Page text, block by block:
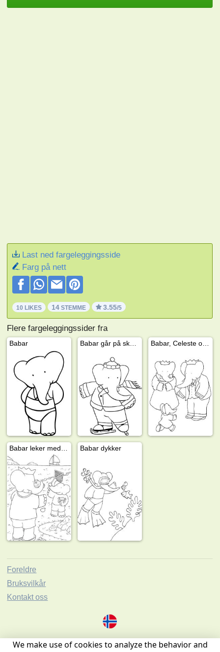
Last ned fargeleggingsside
Farg på nett
10 LIKES 14 STEMME 3.55/5
Flere fargeleggingssider fra
Babar
Babar dykker
Foreldre
Bruksvilkår
Kontakt oss
We make use of cookies to analyze the behavior and